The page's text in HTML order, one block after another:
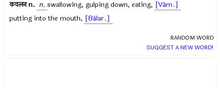
कवलनn. n. swallowing, gulping down, eating, [Vām.]
putting into the mouth, [Bālar.]
RANDOM WORD
SUGGEST A NEW WORD!